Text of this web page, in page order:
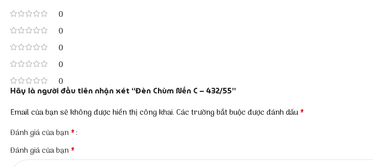
0
0
0
0
0
Hãy là người đầu tiên nhận xét “Đèn Chùm Nến C – 432/55”
Email của bạn sẽ không được hiển thị công khai. Các trường bắt buộc được đánh dấu*
Đánh giá của bạn*
Đánh giá của bạn*